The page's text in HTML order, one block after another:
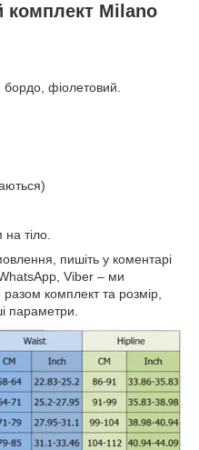
комплект Milano
фіолетовий.
тіло.
пишіть у коментарі
Viber – ми
комплект та розмір,
параметри.